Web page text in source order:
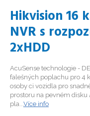
Hikvision 16
NVR s
2xHDD
AcuSense technologie -
falešných poplachu pro 4
osoby ci vozidla pro
prostoru na pevném disku
pla...Více info